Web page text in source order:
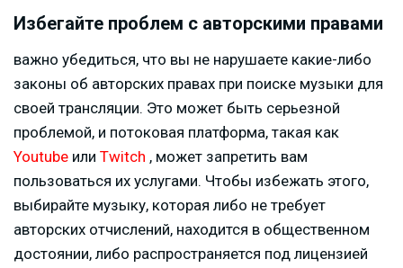
Избегайте проблем с авторскими правами
важно убедиться, что вы не нарушаете какие-либо
законы об авторских правах при поиске музыки для
своей трансляции. Это может быть серьезной
проблемой, и потоковая платформа, такая как
Youtube или Twitch , может запретить вам
пользоваться их услугами. Чтобы избежать этого,
выбирайте музыку, которая либо не требует
авторских отчислений, находится в общественном
достоянии, либо распространяется под лицензией